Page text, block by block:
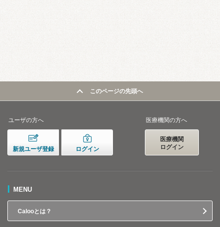
このページの先頭へ
ユーザの方へ
新規ユーザ登録 ログイン
医療機関の方へ
医療機関
ログイン
MENU
Calooとは？